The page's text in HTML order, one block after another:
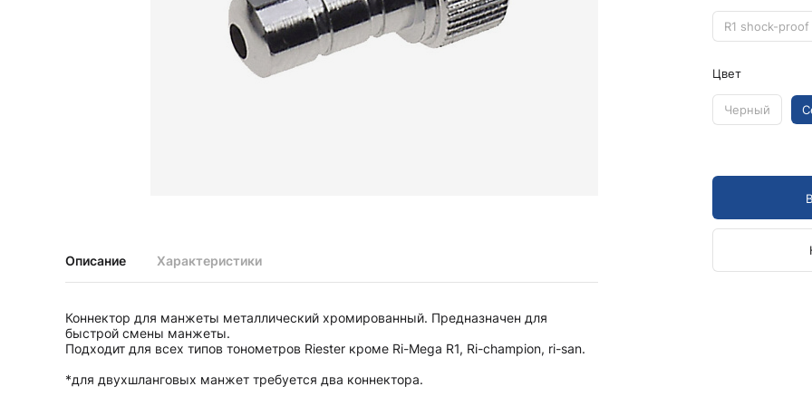
Диагностические наборы perfect
Диагностические наборы ri-scope L
Диагностические наборы uni, May
Ретиноскопы и наборы ri-vision
Запасные части для стетоскопов
Стетоскопы
Камертоны и наборы
Камертоны
Наборы камертонов
Запасные части к медицинским светильникам
Пульсоксиметры ri-fox N
Термометры и аксессуары
Описание Характеристики
Коннектор для манжеты металлический хромированный. Предназначен для
быстрой смены манжеты.
Подходит для всех типов тонометров Riester кроме Ri-Mega R1, Ri-champion, ri-san.
*для двухшланговых манжет требуется два коннектора.
R1 shock-proof
Цвет
Черный